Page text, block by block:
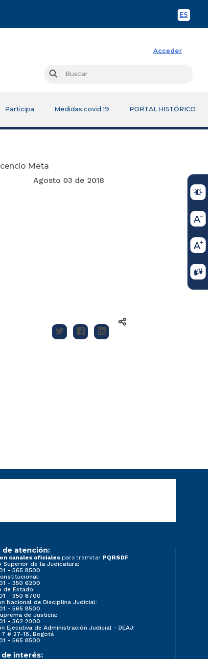
ES
Acceder
Buscar
Participa Medidas covid 19 PORTAL HISTÓRICO
Meta
2018
de atención:
canales oficiales para tramitar PQRSDF
Superior de la Judicatura:
- 565 8500
- 350 6200
de Estado:
- 350 6700
Nacional de Disciplina Judicial:
- 565 8500
de Justicia:
- 362 2000
Ejecutiva de Administración Judicial - DEAJ:
7 # 27-18, Bogotá
- 565 8500
de interés: